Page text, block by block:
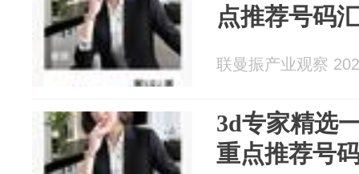
点推荐号码
联曼振产业观察
3d专家精选
重点推荐号